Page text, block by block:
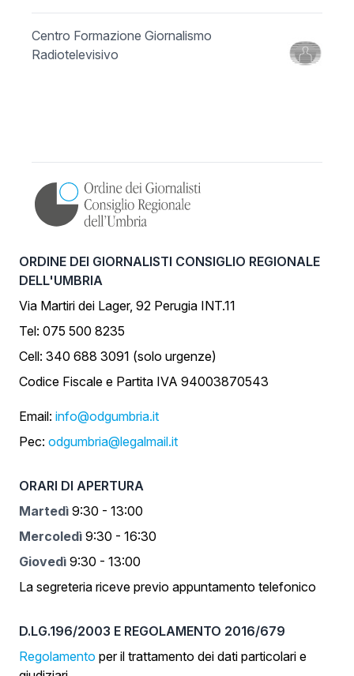
Centro Formazione Giornalismo
Radiotelevisivo
ORDINE DEI GIORNALISTI CONSIGLIO REGIONALE
DELL'UMBRIA
Via Martiri dei Lager, 92 Perugia INT.11
Tel: 075 500 8235
Cell: 340 688 3091 (solo urgenze)
Codice Fiscale e Partita IVA 94003870543
Email: info@odgumbria.it
Pec: odgumbria@legalmail.it
ORARI DI APERTURA
Martedì 9:30 - 13:00
Mercoledì 9:30 - 16:30
Giovedì 9:30 - 13:00
La segreteria riceve previo appuntamento telefonico
D.LG.196/2003 E REGOLAMENTO 2016/679
Regolamento per il trattamento dei dati particolari e